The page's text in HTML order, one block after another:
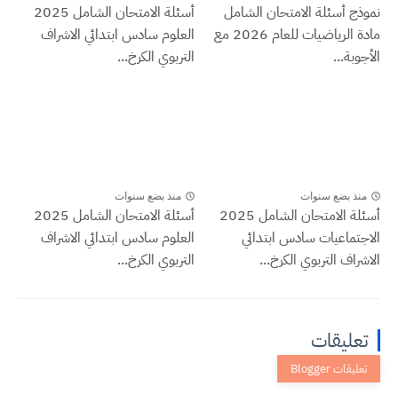
نموذج أسئلة الامتحان الشامل
مادة الرياضيات للعام 2026 مع
الأجوبة...
أسئلة الامتحان الشامل 2025
العلوم سادس ابتدائي الاشراف
التربوي الكرخ...
منذ بضع سنوات
أسئلة الامتحان الشامل 2025
الاجتماعيات سادس ابتدائي
الاشراف التربوي الكرخ...
منذ بضع سنوات
أسئلة الامتحان الشامل 2025
العلوم سادس ابتدائي الاشراف
التربوي الكرخ...
تعليقات